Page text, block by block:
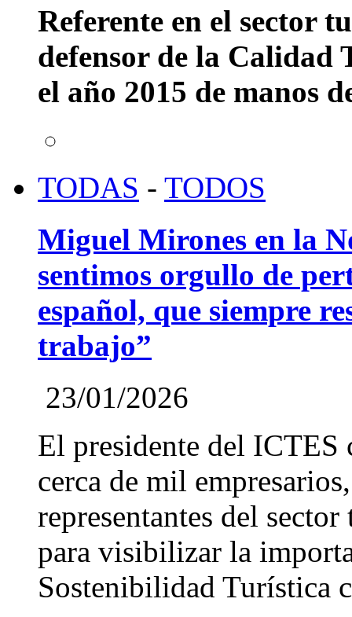
Referente en el sector
defensor de la Calidad
el año 2015 de manos
TODAS - TODOS
Miguel Mirones en la
sentimos orgullo de
español, que siempre
trabajo”
23/01/2026
El presidente del ICTES
cerca de mil
representantes del
para visibilizar la
Sostenibilidad Turística